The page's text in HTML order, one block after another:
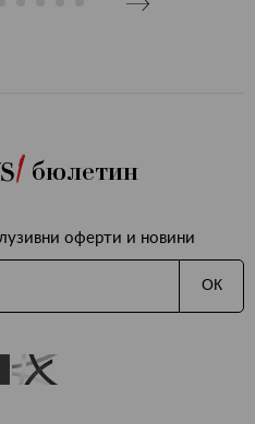
бюлетин
оферти и новини
ОК